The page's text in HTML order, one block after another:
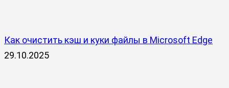
Как очистить кэш и куки файлы в Microsoft Edge
29.10.2025